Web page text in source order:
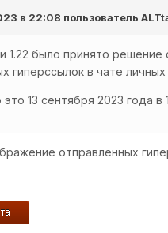
сложно для разработчиков...
в 22:08 пользователь
1.22 было принято
гиперссылок в чате
13 сентября 2023 года в
отправленных